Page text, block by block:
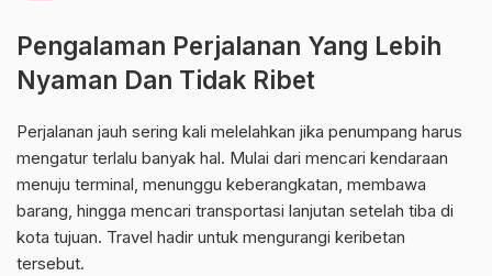
Pengalaman Perjalanan Yang Lebih
Nyaman Dan Tidak Ribet
Perjalanan jauh sering kali melelahkan jika penumpang harus
mengatur terlalu banyak hal. Mulai dari mencari kendaraan
menuju terminal, menunggu keberangkatan, membawa
barang, hingga mencari transportasi lanjutan setelah tiba di
kota tujuan. Travel hadir untuk mengurangi keribetan
tersebut.